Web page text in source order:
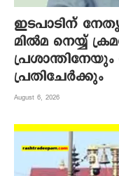
ഇടപാടിന്
മില്‍മ നെയ്യ്
പ്രതിചേര്‍ക്കും
August 6, 2026